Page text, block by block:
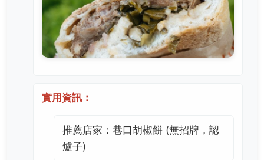
實用資訊：
推薦店家：巷口胡椒餅 (無招牌，認
爐子)